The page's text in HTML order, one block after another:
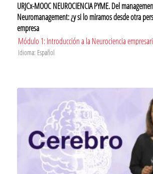
URJCx-MOOC NEUROCIENCIA PYME. Del
Neuromanagement: ¿y si lo miramos desde otra
empresa
Módulo 1: Introducción a la Neurociencia
Idioma: Español